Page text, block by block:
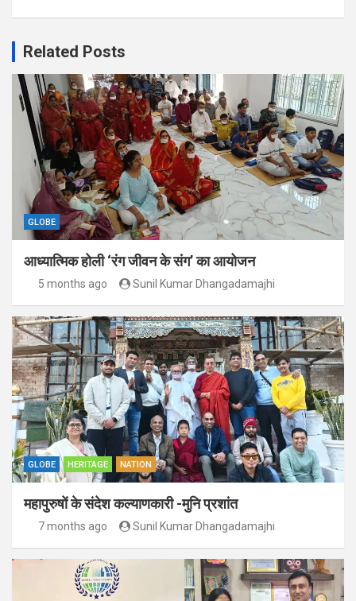
Related Posts
GLOBE
आध्यात्मिक होली ‘रंग जीवन के संग’ का आयोजन
5 months ago Sunil Kumar Dhangadamajhi
GLOBE HERITAGE NATION
महापुरुषों के संदेश कल्याणकारी -मुनि प्रशांत
7 months ago Sunil Kumar Dhangadamajhi